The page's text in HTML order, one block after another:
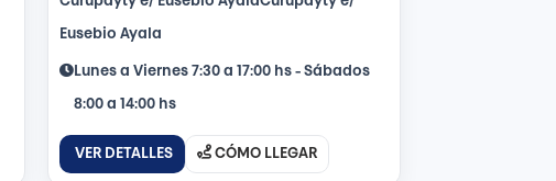
Eusebio Ayala
Lunes a Viernes 7:30 a 17:00 hs - Sábados
8:00 a 14:00 hs
VER DETALLES CÓMO LLEGAR